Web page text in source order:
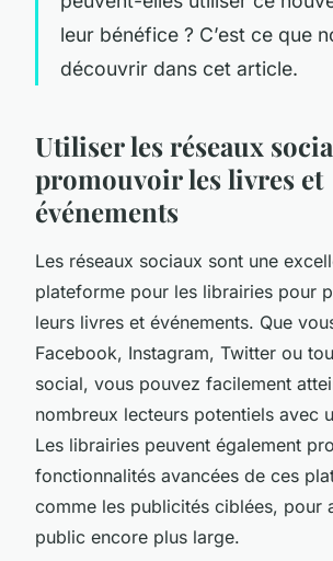
leur bénéfice ? C’est ce que
découvrir dans cet article.
Utiliser les réseaux
promouvoir les livres et
événements
Les réseaux sociaux sont une
plateforme pour les librairies pour
leurs livres et événements. Que
Facebook, Instagram, Twitter ou
social, vous pouvez facilement
nombreux lecteurs potentiels avec
Les librairies peuvent également
fonctionnalités avancées de ces
comme les publicités ciblées, pour
public encore plus large.